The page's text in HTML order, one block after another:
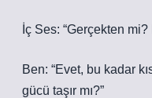
İç Ses: “Gerçekten
Ben: “Evet, bu kadar
gücü taşır mı?”